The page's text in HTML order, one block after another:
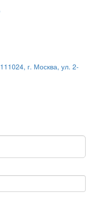
111024, г. Москва, ул. 2-